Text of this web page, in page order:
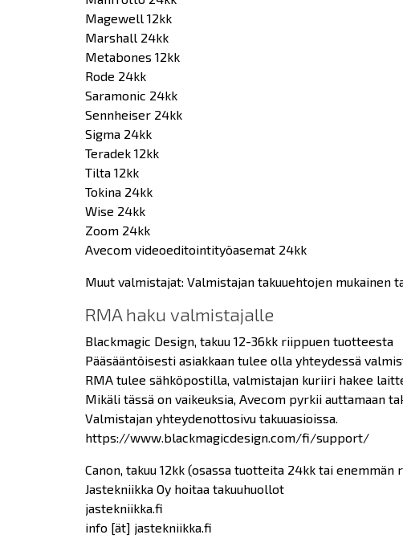
Magewell 12kk
Marshall 24kk
Metabones 12kk
Rode 24kk
Saramonic 24kk
Sennheiser 24kk
Sigma 24kk
Teradek 12kk
Tilta 12kk
Tokina 24kk
Wise 24kk
Zoom 24kk
Avecom videoeditointityöasemat 24kk
Muut valmistajat: Valmistajan takuuehtojen mukainen
RMA haku valmistajalle
Blackmagic Design, takuu 12-36kk riippuen tuotteesta
Pääsääntöisesti asiakkaan tulee olla yhteydessä
RMA tulee sähköpostilla, valmistajan kuriiri hakee
Mikäli tässä on vaikeuksia, Avecom pyrkii auttamaan
Valmistajan yhteydenottosivu takuuasioissa.
https://www.blackmagicdesign.com/fi/support/
Canon, takuu 12kk (osassa tuotteita 24kk tai
Jastekniikka Oy hoitaa takuuhuollot
jastekniikka.fi
info [ät] jastekniikka.fi